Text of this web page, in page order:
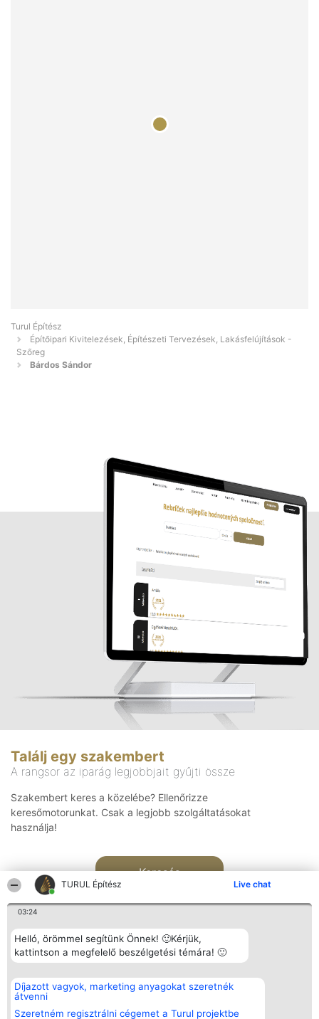
TURUL Építész Live chat
03:24
Helló, örömmel segítünk Önnek! 🙂Kérjük,
kattintson a megfelelő beszélgetési témára! 🙂
Díjazott vagyok, marketing anyagokat szeretnék
átvenni
Szeretném regisztrálni cégemet a Turul projektbe
Turul Építész
Építőipari Kivitelezések, Építészeti Tervezések, Lakásfelújítások -
Szőreg
Bárdos Sándor
Találj egy szakembert
A rangsor az iparág legjobbjait gyűjti össze
Szakembert keres a közelébe? Ellenőrizze
keresőmotorunkat. Csak a legjobb szolgáltatásokat
használja!
Keresés
Rangsorszervező
SC Beautiful Company S.R.L.
Bulevardul Aleea Timișul De
Sus Nr. 2, Bl. A30, Sc. A, Et.
Népszavazás
Nyertesek
Elérhetőség
Elérhetőség